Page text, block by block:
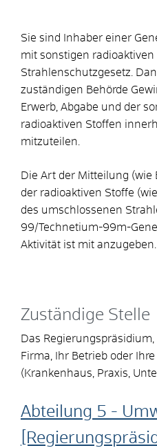
Sie sind Inhaber einer
mit sonstigen
Strahlenschutzgesetz.
zuständigen Behörde
Erwerb, Abgabe und der
radioaktiven Stoffen
mitzuteilen.
Die Art der Mitteilung (wie
der radioaktiven Stoffe
des umschlossenen
99/Technetium-99m-
Aktivität ist mit anzugeben.
Zuständige Stelle
Das
Firma, Ihr Betrieb oder
(Krankenhaus, Praxis,
Abteilung 5 -